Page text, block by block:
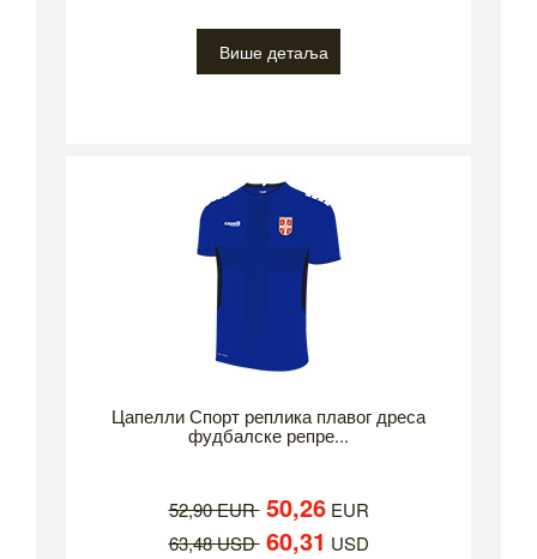
Више детаља
Цапелли Спорт реплика плавог дреса
фудбалске репре...
52,90 EUR 50,26EUR
63,48 USD 60,31 USD